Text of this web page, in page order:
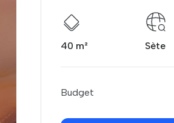
40 m² Sète
Budget